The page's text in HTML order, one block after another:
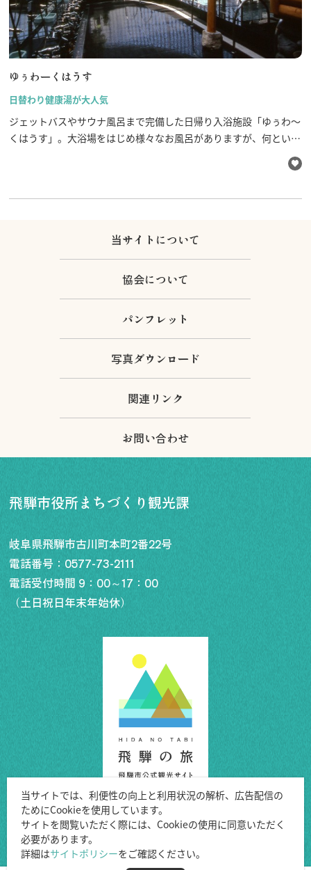
ゆぅわーくはうす
日替わり健康湯が大人気
ジェットバスやサウナ風呂まで完備した日帰り入浴施設「ゆぅわ～
くはうす」。大浴場をはじめ様々なお風呂がありますが、何といっ
ても人気なのは、河合町内で採れた山椒・よもぎ・ドクダミなどを
日替わりで楽しめる健康湯です。天然温泉ではありませんが、石灰
当サイトについて
協会について
パンフレット
写真ダウンロード
関連リンク
お問い合わせ
飛騨市役所まちづくり観光課
岐阜県飛騨市古川町本町2番22号
電話番号： 0577-73-2111
電話受付時間 9：00～17：00
（土日祝日年末年始休）
Copyright ©Hida City.
当サイトでは、利便性の向上と利用状況の解析、広告配信の
ためにCookieを使用しています。
サイトを閲覧いただく際には、Cookieの使用に同意いただく
必要があります。
詳細はサイトポリシーをご確認ください。